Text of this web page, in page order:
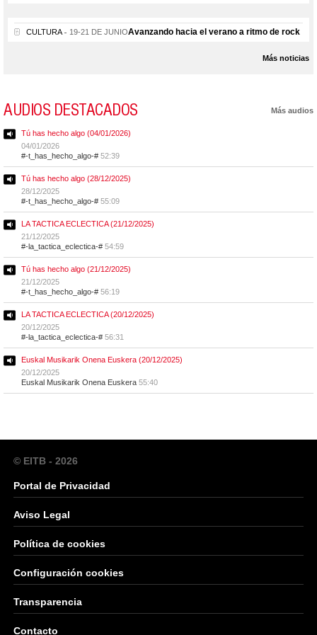
CULTURA 19-21 DE JUNIOAvanzando hacia el verano a ritmo de rock
Más noticias
AUDIOS DESTACADOS Más audios
Tú has hecho algo (04/01/2026)
04/01/2026
#-t_has_hecho_algo-# 52:39
Tú has hecho algo (28/12/2025)
28/12/2025
#-t_has_hecho_algo-# 55:09
LA TACTICA ECLECTICA (21/12/2025)
21/12/2025
#-la_tactica_eclectica-# 54:59
Tú has hecho algo (21/12/2025)
21/12/2025
#-t_has_hecho_algo-# 56:19
LA TACTICA ECLECTICA (20/12/2025)
20/12/2025
#-la_tactica_eclectica-# 56:31
Euskal Musikarik Onena Euskera (20/12/2025)
20/12/2025
Euskal Musikarik Onena Euskera 55:40
© EITB - 2026
Portal de Privacidad
Aviso Legal
Política de cookies
Configuración cookies
Transparencia
Contacto